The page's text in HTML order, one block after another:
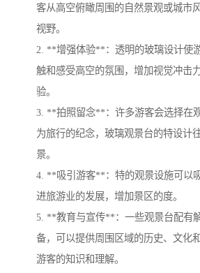
客从高空俯瞰周围的自然景观或城市
视野。
2. **增强体验**：透明的玻璃设计使
触和感受高空的氛围，增加视觉冲击
验。
3. **拍照留念**：许多游客会选择在
为旅行的纪念，玻璃观景台的特设计
景。
4. **吸引游客**：特的观景设施可以
进旅游业的发展，增加景区的度。
5. **教育与宣传**：一些观景台配有
备，可以提供周围区域的历史、文化
游客的知识和理解。